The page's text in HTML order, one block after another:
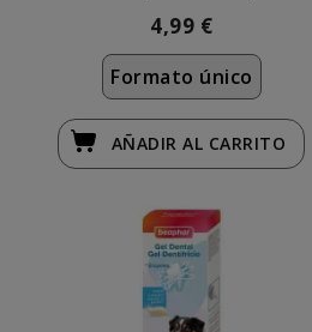
4,99 €
Formato único
AÑADIRAL CARRITO